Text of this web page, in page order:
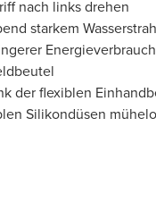
nach links drehen
starkem
der flexiblen
Silikondüsen